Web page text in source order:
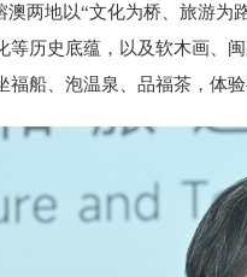
澳两地以“文化为桥、旅游为
等历史底蕴，以及软木画、
福船、泡温泉、品福茶，体验